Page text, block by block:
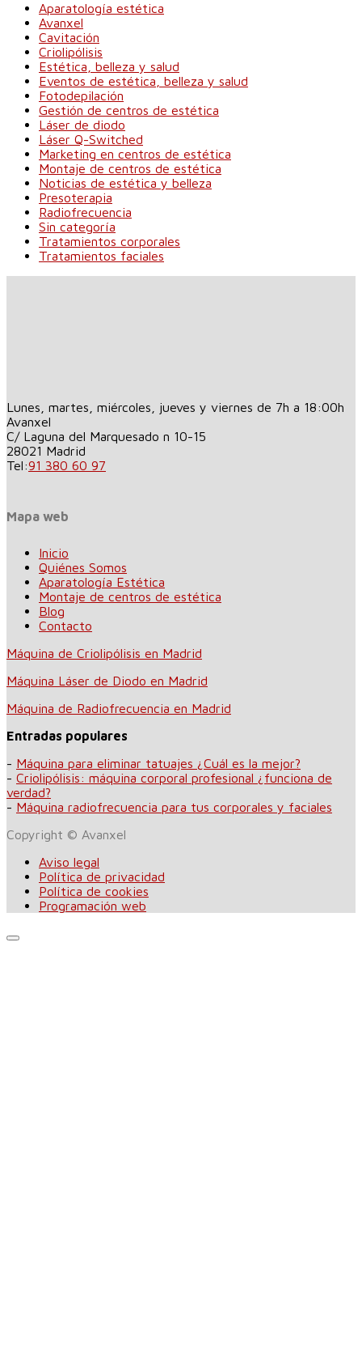
Aparatología estética
Avanxel
Cavitación
Criolipólisis
Estética, belleza y salud
Eventos de estética, belleza y salud
Fotodepilación
Gestión de centros de estética
Láser de diodo
Láser Q-Switched
Marketing en centros de estética
Montaje de centros de estética
Noticias de estética y belleza
Presoterapia
Radiofrecuencia
Sin categoría
Tratamientos corporales
Tratamientos faciales
Lunes, martes, miércoles, jueves y viernes de 7h a 18:00h
Avanxel
C/ Laguna del Marquesado n 10-15
28021 Madrid
Tel:91 380 60 97
Mapa web
Inicio
Quiénes Somos
Aparatología Estética
Montaje de centros de estética
Blog
Contacto
Máquina de Criolipólisis en Madrid
Máquina Láser de Diodo en Madrid
Máquina de Radiofrecuencia en Madrid
Entradas populares
- Máquina para eliminar tatuajes ¿Cuál es la mejor?
- Criolipólisis: máquina corporal profesional ¿funciona de
verdad?
- Máquina radiofrecuencia para tus corporales y faciales
Copyright © Avanxel
Aviso legal
Política de privacidad
Política de cookies
Programación web